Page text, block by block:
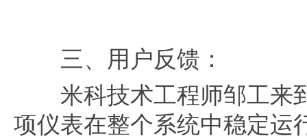
三、用户反馈：
米科技术工程师邹工来到
项仪表在整个系统中稳定运